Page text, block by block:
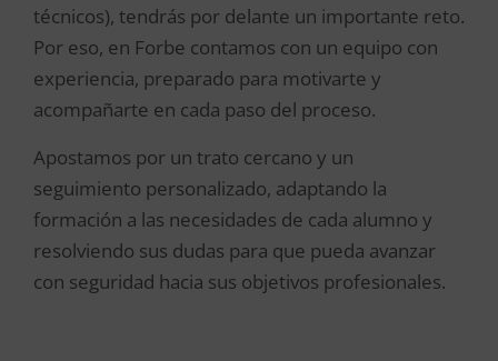
técnicos), tendrás por delante un importante reto.
Por eso, en Forbe contamos con un equipo con
experiencia, preparado para motivarte y
acompañarte en cada paso del proceso.
Apostamos por un trato cercano y un
seguimiento personalizado, adaptando la
formación a las necesidades de cada alumno y
resolviendo sus dudas para que pueda avanzar
con seguridad hacia sus objetivos profesionales.